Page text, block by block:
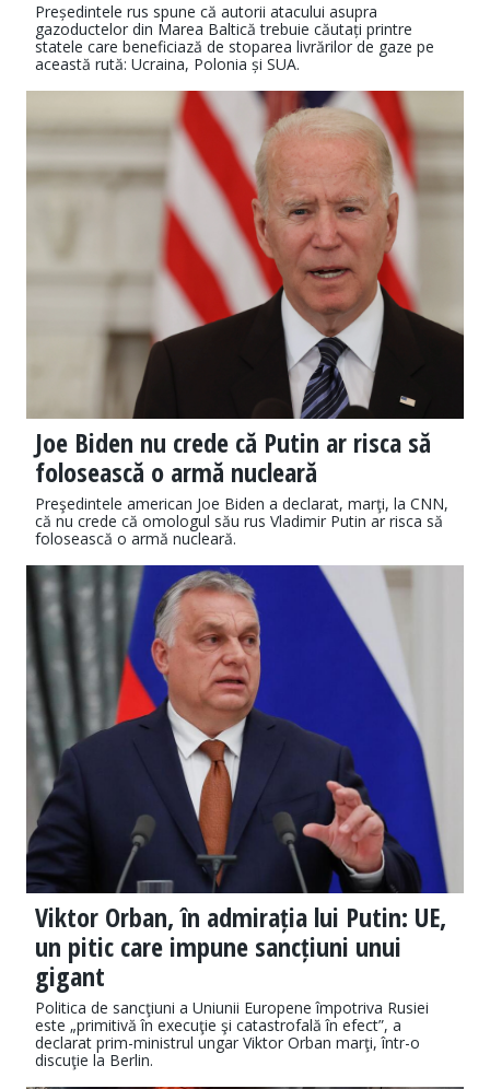
Președintele rus spune că autorii atacului asupra
gazoductelor din Marea Baltică trebuie căutați printre
statele care beneficiază de stoparea livrărilor de gaze pe
această rută: Ucraina, Polonia și SUA.
Joe Biden nu crede că Putin ar risca să
folosească o armă nucleară
Preşedintele american Joe Biden a declarat, marţi, la CNN,
că nu crede că omologul său rus Vladimir Putin ar risca să
folosească o armă nucleară.
Viktor Orban, în admirația lui Putin: UE,
un pitic care impune sancțiuni unui
gigant
Politica de sancţiuni a Uniunii Europene împotriva Rusiei
este „primitivă în execuţie şi catastrofală în efect”, a
declarat prim-ministrul ungar Viktor Orban marţi, într-o
discuţie la Berlin.